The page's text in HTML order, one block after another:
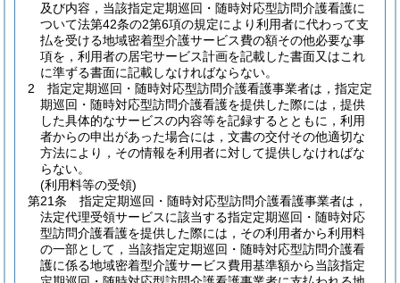
及び内容，当該指定定期巡回・随時対応型訪問介護看護に
ついて法第42条の2第6項の規定により利用者に代わって支
払を受ける地域密着型介護サービス費の額その他必要な事
項を，利用者の居宅サービス計画を記載した書面又はこれ
に準ずる書面に記載しなければならない。
2
指定定期巡回・随時対応型訪問介護看護事業者は，指定定
期巡回・随時対応型訪問介護看護を提供した際には，提供
した具体的なサービスの内容等を記録するとともに，利用
者からの申出があった場合には，文書の交付その他適切な
方法により，その情報を利用者に対して提供しなければな
らない。
(利用料等の受領)
第21条
指定定期巡回・随時対応型訪問介護看護事業者は，
法定代理受領サービスに該当する指定定期巡回・随時対応
型訪問介護看護を提供した際には，その利用者から利用料
の一部として，当該指定定期巡回・随時対応型訪問介護看
護に係る地域密着型介護サービス費用基準額から当該指定